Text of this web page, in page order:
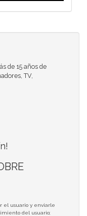
de 15 años de
TV,
el usuario y enviarle
del usuario;